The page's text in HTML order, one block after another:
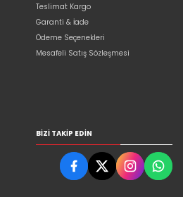
Teslimat Kargo
Garanti & İade
Ödeme Seçenekleri
Mesafeli Satış Sözleşmesi
BIZI TAKIP EDIN